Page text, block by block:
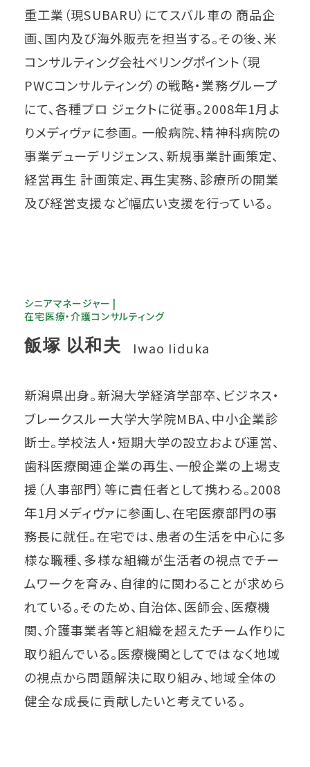
重工業（現SUBARU）にてスバル車の 商品企
画、国内及び海外販売を担当する。その後、米
コンサルティング会社ベリングポイント（現
PWCコンサルティング）の戦略・業務グループ
にて、各種プロ ジェクトに従事。2008年1月よ
りメディヴァに参画。 一般病院、精神科病院の
事業デューデリジェンス、新規事業計画策定、
経営再生 計画策定、再生実務、診療所の開業
及び経営支援など幅広い支援を行っている。
シニアマネージャー |
在宅医療・介護コンサルティング
飯塚 以和夫 Iwao Iiduka
新潟県出身。新潟大学経済学部卒、ビジネス・
ブレークスルー大学大学院MBA、中小企業診
断士。学校法人・短期大学の設立および運営、
歯科医療関連企業の再生、一般企業の上場支
援（人事部門）等に責任者として携わる。2008
年1月メディヴァに参画し、在宅医療部門の事
務長に就任。在宅では、患者の生活を中心に多
様な職種、多様な組織が生活者の視点でチー
ムワークを育み、自律的に関わることが求めら
れている。そのため、自治体、医師会、医療機
関、介護事業者等と組織を超えたチーム作りに
取り組んでいる。医療機関としてではなく地域
の視点から問題解決に取り組み、地域全体の
健全な成長に貢献したいと考えている。